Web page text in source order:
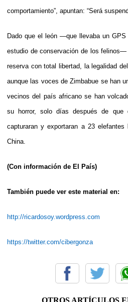
comportamiento”, apuntan: “Será
Dado que el león —que llevaba un
estudio de conservación de los
reserva con total libertad, la legalidad
aunque las voces de Zimbabue se han
vecinos del país africano se han
su horror, solo días después de que
capturaran y exportaran a 23
China.
(Con información de El País)
También puede ver este material en:
http://ricardosoy.wordpress.com
https://twitter.com/cibergonza
OTROS ARTÍCULOS